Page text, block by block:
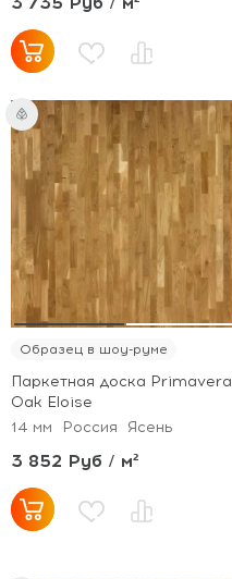
Образец в шоу-руме
Паркетная доска Primavera
Oak Eloise
14 мм
Россия Ясень
3 852 Руб / м²